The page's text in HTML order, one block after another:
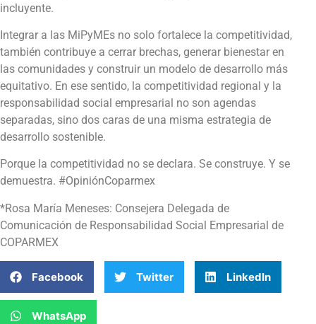
incluyente.
Integrar a las MiPyMEs no solo fortalece la competitividad,
también contribuye a cerrar brechas, generar bienestar en
las comunidades y construir un modelo de desarrollo más
equitativo. En ese sentido, la competitividad regional y la
responsabilidad social empresarial no son agendas
separadas, sino dos caras de una misma estrategia de
desarrollo sostenible.
Porque la competitividad no se declara. Se construye. Y se
demuestra. #OpiniónCoparmex
*Rosa María Meneses: Consejera Delegada de
Comunicación de Responsabilidad Social Empresarial de
COPARMEX
Facebook Twitter LinkedIn
WhatsApp